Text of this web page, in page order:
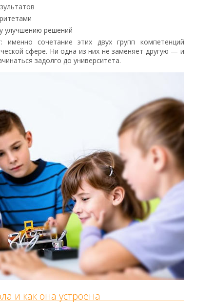
улучшению решений
именно сочетание этих двух групп компетенций
сфере. Ни одна из них не заменяет другую — и
задолго до университета.
и как она устроена